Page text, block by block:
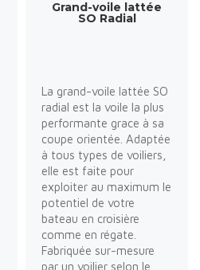
Grand-voile lattée
SO Radial
La grand-voile lattée SO
radial est la voile la plus
performante grace à sa
coupe orientée. Adaptée
à tous types de voiliers,
elle est faite pour
exploiter au maximum le
potentiel de votre
bateau en croisière
comme en régate.
Fabriquée sur-mesure
par un voilier selon le